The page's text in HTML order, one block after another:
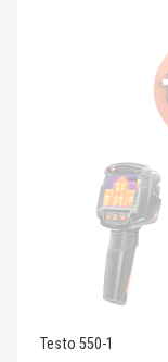
Testo 550-1